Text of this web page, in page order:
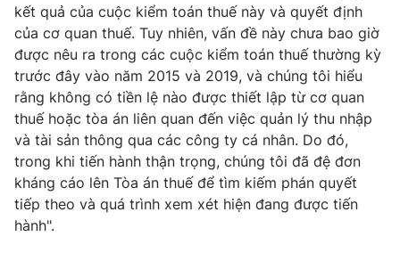
Photo Infographic
Video Shorts video
VTV Money VTV Thể thao
VTV Sức khoẻ Bất động sản
Thị trường 24h Tấm lòng Việt
kết quả của cuộc kiểm toán thuế này và quyết định
của cơ quan thuế. Tuy nhiên, vấn đề này chưa bao giờ
được nêu ra trong các cuộc kiểm toán thuế thường kỳ
trước đây vào năm 2015 và 2019, và chúng tôi hiểu
rằng không có tiền lệ nào được thiết lập từ cơ quan
thuế hoặc tòa án liên quan đến việc quản lý thu nhập
và tài sản thông qua các công ty cá nhân. Do đó,
trong khi tiến hành thận trọng, chúng tôi đã đệ đơn
kháng cáo lên Tòa án thuế để tìm kiếm phán quyết
tiếp theo và quá trình xem xét hiện đang được tiến
hành".